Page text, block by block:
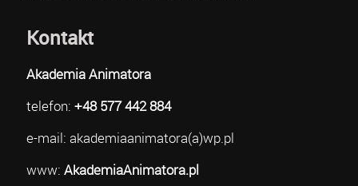
Kontakt
Akademia Animatora
telefon: +48 577 442 884
e-mail: akademiaanimatora(a)wp.pl
www: AkademiaAnimatora.pl